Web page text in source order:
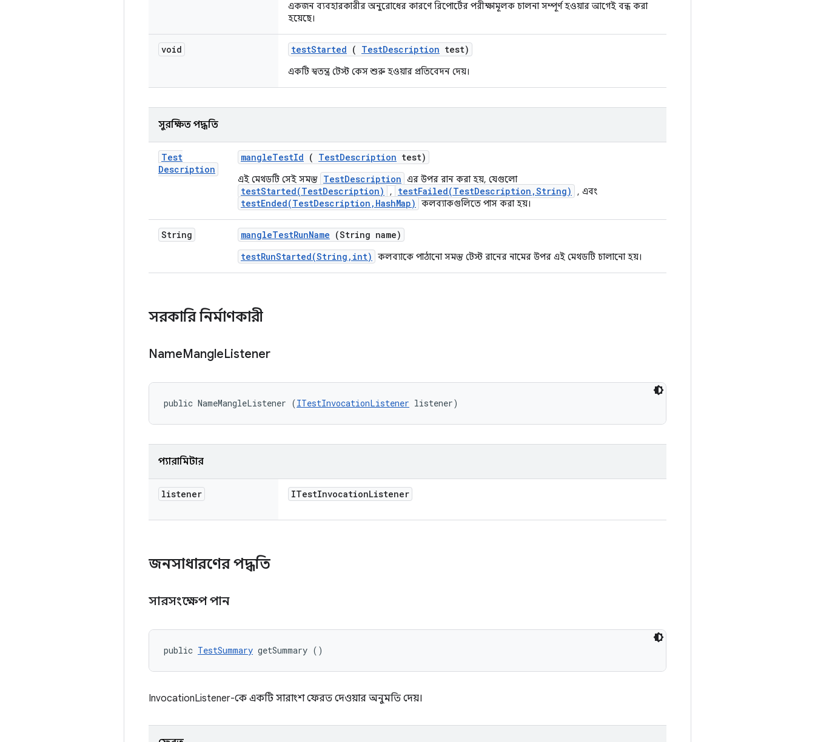
একজন ব্যবহারকারীর অনুরোধের কারণে রিপোর্টের পরীক্ষামূলক চালনা সম্পূর্ণ হওয়ার আগেই বন্ধ করা
হয়েছে।
void testStarted ( TestDescription test)
একটি স্বতন্ত্র টেস্ট কেস শুরু হওয়ার প্রতিবেদন দেয়।
সুরক্ষিত পদ্ধতি
Test
Description
mangleTestId ( TestDescription test)
এই মেথডটি সেই সমস্ত TestDescription এর উপর রান করা হয়, যেগুলো
testStarted(TestDescription) , testFailed(TestDescription,String) , এবং
testEnded(TestDescription,HashMap) কলব্যাকগুলিতে পাস করা হয়।
String mangleTestRunName (String name)
testRunStarted(String,int)
কলব্যাকে পাঠানো সমস্ত টেস্ট রানের নামের উপর এই মেথডটি চালানো হয়।
সরকারি নির্মাণকারী
NameMangleListener
public NameMangleListener (ITestInvocationListener listener)
প্যারামিটার
listener ITestInvocationListener
জনসাধারণের পদ্ধতি
সারসংক্ষেপ পান
public TestSummary getSummary ()
InvocationListener-কে একটি সারাংশ ফেরত দেওয়ার অনুমতি দেয়।